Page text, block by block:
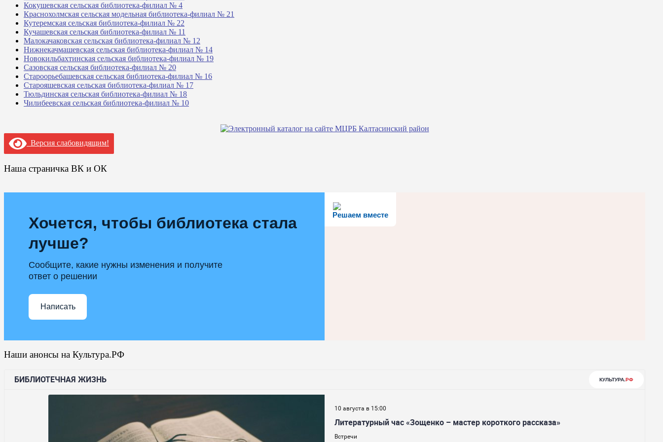
Кокушевская сельская библиотека-филиал № 4
Краснохолмская сельская модельная библиотека-филиал № 21
Кутеремская сельская библиотека-филиал № 22
Кучашевская сельская библиотека-филиал № 11
Малокачаковская сельская библиотека-филиал № 12
Нижнекачмашевская сельская библиотека-филиал № 14
Новокильбахтинская сельская библиотека-филиал № 19
Сазовская сельская библиотека-филиал № 20
Староорьебашевская сельская библиотека-филиал № 16
Старояшевская сельская библиотека-филиал № 17
Тюльдинская сельская библиотека-филиал № 18
Чилибеевская сельская библиотека-филиал № 10
Версия слабовидящим!
Наша страничка ВК и ОК
Решаем вместе
Хочется, чтобы библиотека стала
лучше?
Сообщите, какие нужны изменения и получите
ответ о решении
Написать
Наши анонсы на Культура.РФ